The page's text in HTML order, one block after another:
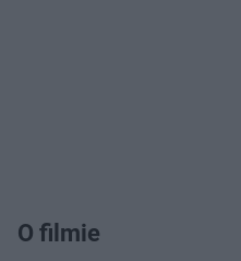
O filmie